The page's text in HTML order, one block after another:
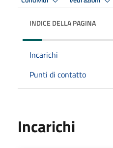
INDICE DELLA PAGINA
Incarichi
Punti di contatto
Incarichi